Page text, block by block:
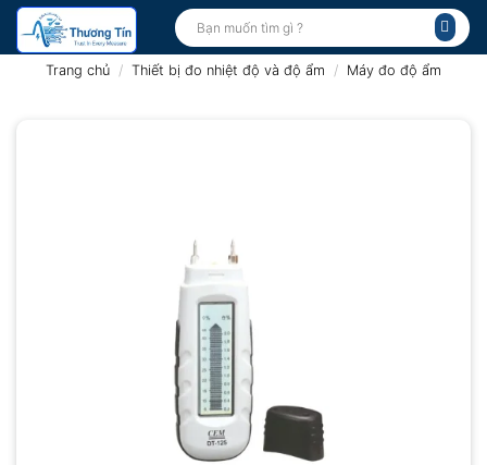
Bỏ
qua
Tìm
kiếm:
Trang chủ / Thiết bị đo nhiệt độ và độ ẩm / Máy đo độ ẩm